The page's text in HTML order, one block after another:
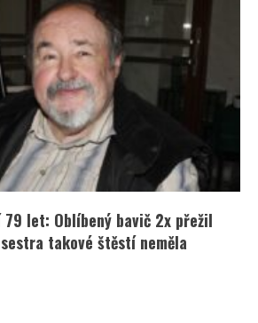
let: Oblíbený bavič 2x přežil
takové štěstí neměla